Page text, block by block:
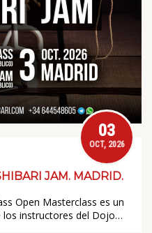
03
OCT, 2026
JAM. MADRID.
Open Masterclass es un
los instructores del Dojo…